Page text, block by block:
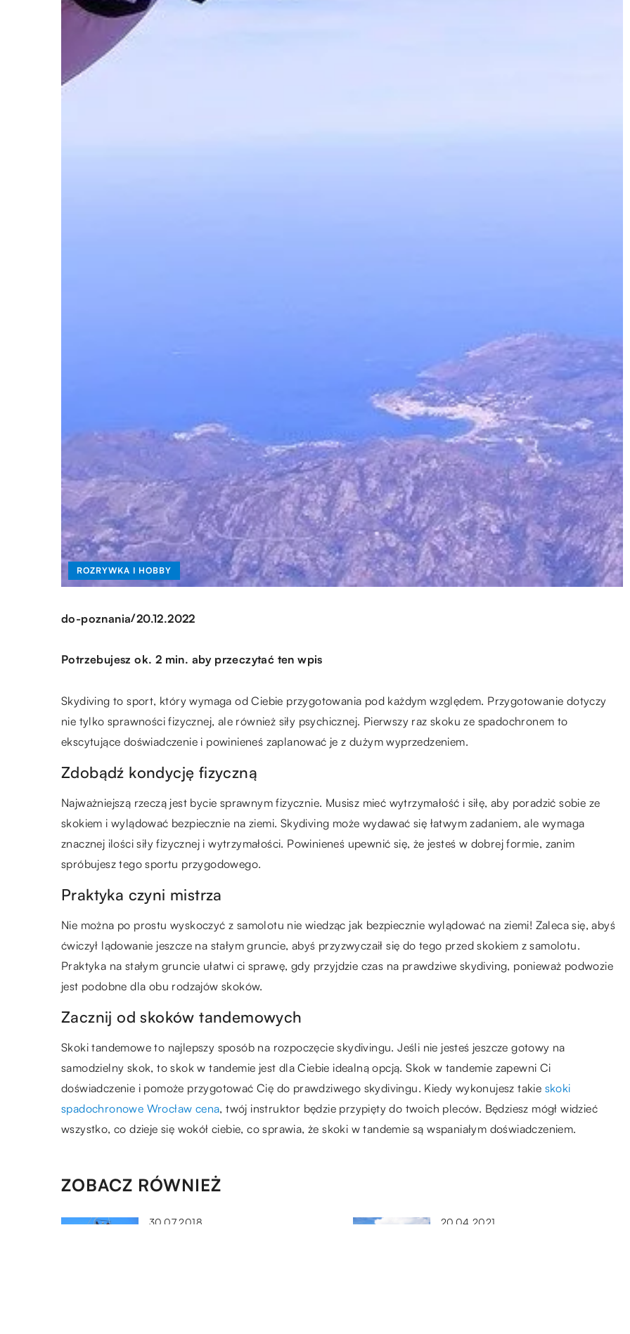
ROZRYWKA I HOBBY
do-poznania/20.12.2022
Potrzebujesz ok. 2 min. aby przeczytać ten wpis
Skydiving to sport, który wymaga od Ciebie przygotowania pod każdym względem. Przygotowanie dotyczy
nie tylko sprawności fizycznej, ale również siły psychicznej. Pierwszy raz skoku ze spadochronem to
ekscytujące doświadczenie i powinieneś zaplanować je z dużym wyprzedzeniem.
Zdobądź kondycję fizyczną
Najważniejszą rzeczą jest bycie sprawnym fizycznie. Musisz mieć wytrzymałość i siłę, aby poradzić sobie ze
skokiem i wylądować bezpiecznie na ziemi. Skydiving może wydawać się łatwym zadaniem, ale wymaga
znacznej ilości siły fizycznej i wytrzymałości. Powinieneś upewnić się, że jesteś w dobrej formie, zanim
spróbujesz tego sportu przygodowego.
Praktyka czyni mistrza
Nie można po prostu wyskoczyć z samolotu nie wiedząc jak bezpiecznie wylądować na ziemi! Zaleca się, abyś
ćwiczył lądowanie jeszcze na stałym gruncie, abyś przyzwyczaił się do tego przed skokiem z samolotu.
Praktyka na stałym gruncie ułatwi ci sprawę, gdy przyjdzie czas na prawdziwe skydiving, ponieważ podwozie
jest podobne dla obu rodzajów skoków.
Zacznij od skoków tandemowych
Skoki tandemowe to najlepszy sposób na rozpoczęcie skydivingu. Jeśli nie jesteś jeszcze gotowy na
samodzielny skok, to skok w tandemie jest dla Ciebie idealną opcją. Skok w tandemie zapewni Ci
doświadczenie i pomoże przygotować Cię do prawdziwego skydivingu. Kiedy wykonujesz takie skoki
spadochronowe Wrocław cena, twój instruktor będzie przypięty do twoich pleców. Będziesz mógł widzieć
wszystko, co dzieje się wokół ciebie, co sprawia, że skoki w tandemie są wspaniałym doświadczeniem.
ZOBACZ RÓWNIEŻ
30.07.2018 20.04.2021